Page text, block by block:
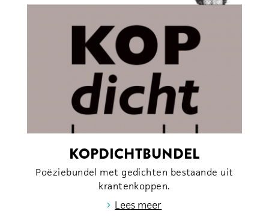
KOPDICHTBUNDEL
Poëziebundel met gedichten bestaande uit
krantenkoppen.
› Lees meer